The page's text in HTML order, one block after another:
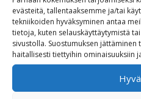
evästeitä, tallentaaksemme ja/tai
tekniikoiden hyväksyminen antaa
tietoja, kuten selauskäyttäytymistä
sivustolla. Suostumuksen
haitallisesti tiettyihin ominaisuuksiin
Poistotori
Polaris